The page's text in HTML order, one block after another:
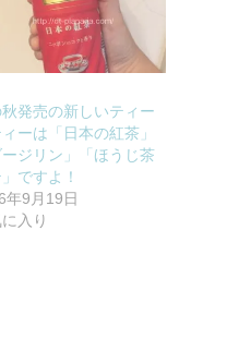
秋発売の新しいティー
ーは「日本の紅茶」
ージリン」「ほうじ茶
ですよ！
年9月19日
入り